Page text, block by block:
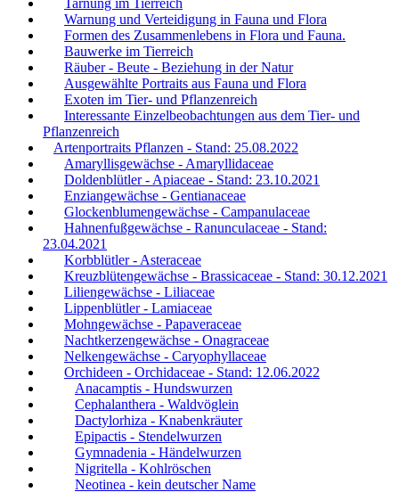
Tarnung im Tierreich
Warnung und Verteidigung in Fauna und Flora
Formen des Zusammenlebens in Flora und Fauna.
Bauwerke im Tierreich
Räuber - Beute - Beziehung in der Natur
Ausgewählte Portraits aus Fauna und Flora
Exoten im Tier- und Pflanzenreich
Interessante Einzelbeobachtungen aus dem Tier- und
Pflanzenreich
Artenportraits Pflanzen - Stand: 25.08.2022
Amaryllisgewächse - Amaryllidaceae
Doldenblütler - Apiaceae - Stand: 23.10.2021
Enziangewächse - Gentianaceae
Glockenblumengewächse - Campanulaceae
Hahnenfußgewächse - Ranunculaceae - Stand:
23.04.2021
Korbblütler - Asteraceae
Kreuzblütengewächse - Brassicaceae - Stand: 30.12.2021
Liliengewächse - Liliaceae
Lippenblütler - Lamiaceae
Mohngewächse - Papaveraceae
Nachtkerzengewächse - Onagraceae
Nelkengewächse - Caryophyllaceae
Orchideen - Orchidaceae - Stand: 12.06.2022
Anacamptis - Hundswurzen
Cephalanthera - Waldvöglein
Dactylorhiza - Knabenkräuter
Epipactis - Stendelwurzen
Gymnadenia - Händelwurzen
Nigritella - Kohlröschen
Neotinea - kein deutscher Name